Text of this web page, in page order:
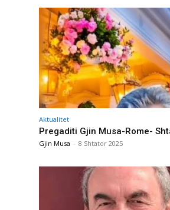
Aktualitet
Pregaditi Gjin Musa-Rome-
Gjin Musa - 8 Shtator 2025